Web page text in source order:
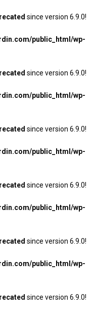
since version 6.9.0!
public_html/wp-
since version 6.9.0!
public_html/wp-
since version 6.9.0!
public_html/wp-
since version 6.9.0!
public_html/wp-
since version 6.9.0!
public_html/wp-
since version 6.9.0!